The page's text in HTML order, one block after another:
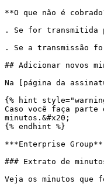
**O que não é
. Se for transmitida
. Se a transmissão
## Adicionar novos
Na [página da
{% hint
Caso você faça parte
minutos.&#x20;
{% endhint %}
***Enterprise
### Extrato de
Veja os minutos que